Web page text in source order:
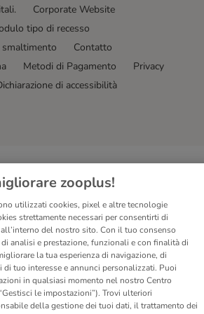
Corporate Website
tipo di recesso
Contatto
Metodi di Pagamento
Privacy
di accessibilità
zooplus!
utilizzati cookies, pixel e altre tecnologie
strettamente necessari per consentirti di
del nostro sito. Con il tuo consenso
analisi e prestazione, funzionali e con finalità di
la tua esperienza di navigazione, di
tuo interesse e annunci personalizzati. Puoi
in qualsiasi momento nel nostro Centro
le impostazioni”). Trovi ulteriori
della gestione dei tuoi dati, il trattamento dei